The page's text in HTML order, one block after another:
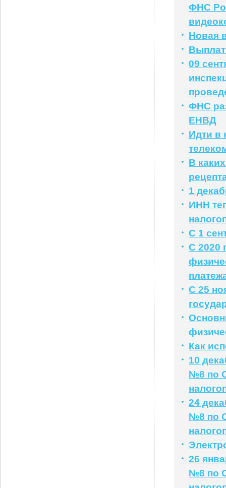
ФНС
Новая
09
ФНС
ЕНВД
Идти в
В
1
ИНН
С 1
С 2020
С 25
Как
10
№8 по
24
№8 по
26
№8 по